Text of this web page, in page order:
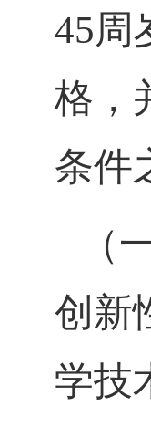
45周
格，
条件
（
创新
学技